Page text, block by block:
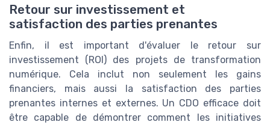
Retour sur investissement et
satisfaction des parties prenantes
Enfin, il est important d'évaluer le retour sur
investissement (ROI) des projets de transformation
numérique. Cela inclut non seulement les gains
financiers, mais aussi la satisfaction des parties
prenantes internes et externes. Un CDO efficace doit
être capable de démontrer comment les initiatives